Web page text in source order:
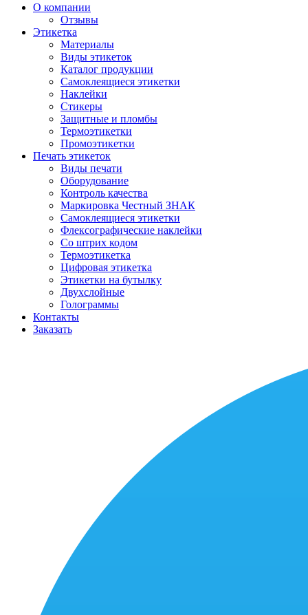
О компании
Отзывы
Этикетка
Материалы
Виды этикеток
Каталог продукции
Самоклеящиеся этикетки
Наклейки
Стикеры
Защитные и пломбы
Термоэтикетки
Промоэтикетки
Печать этикеток
Виды печати
Оборудование
Контроль качества
Маркировка Честный ЗНАК
Самоклеящиеся этикетки
Флексографические наклейки
Со штрих кодом
Термоэтикетка
Цифровая этикетка
Этикетки на бутылку
Двухслойные
Голограммы
Контакты
Заказать